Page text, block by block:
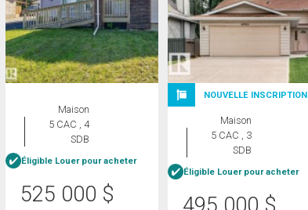
Maison
5 CAC , 4
SDB
Éligible Louer pour acheter
525 000 $
NOUVELLE INSCRIPTION
Maison
5 CAC , 3
SDB
Éligible Louer pour acheter